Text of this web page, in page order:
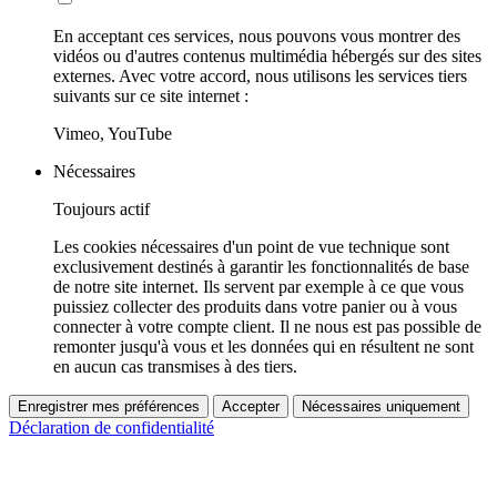
En acceptant ces services, nous pouvons vous montrer des
vidéos ou d'autres contenus multimédia hébergés sur des sites
externes. Avec votre accord, nous utilisons les services tiers
suivants sur ce site internet :
Vimeo, YouTube
Nécessaires
Toujours actif
Les cookies nécessaires d'un point de vue technique sont
exclusivement destinés à garantir les fonctionnalités de base
de notre site internet. Ils servent par exemple à ce que vous
puissiez collecter des produits dans votre panier ou à vous
connecter à votre compte client. Il ne nous est pas possible de
remonter jusqu'à vous et les données qui en résultent ne sont
en aucun cas transmises à des tiers.
Enregistrer mes préférences Accepter Nécessaires uniquement
Déclaration de confidentialité